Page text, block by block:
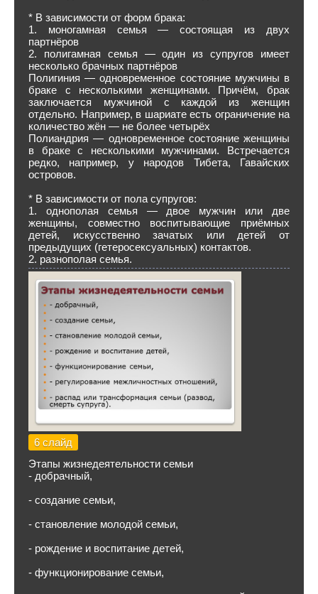
* В зависимости от форм брака:
1. моногамная семья — состоящая из двух
партнёров
2. полигамная семья — один из супругов имеет
несколько брачных партнёров
Полигиния — одновременное состояние мужчины в
браке с несколькими женщинами. Причём, брак
заключается мужчиной с каждой из женщин
отдельно. Например, в шариате есть ограничение на
количество жён — не более четырёх
Полиандрия — одновременное состояние женщины
в браке с несколькими мужчинами. Встречается
редко, например, у народов Тибета, Гавайских
островов.
* В зависимости от пола супругов:
1. однополая семья — двое мужчин или две
женщины, совместно воспитывающие приёмных
детей, искусственно зачатых или детей от
предыдущих (гетеросексуальных) контактов.
2. разнополая семья.
6 слайд
Этапы жизнедеятельности семьи
- добрачный,
- создание семьи,
- становление молодой семьи,
- рождение и воспитание детей,
- функционирование семьи,